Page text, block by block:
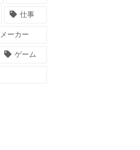
仕事
ーカー
ゲーム